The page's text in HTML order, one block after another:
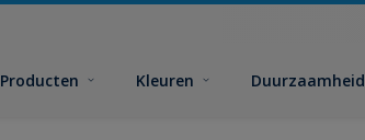
Producten Kleuren Duurzaamheid